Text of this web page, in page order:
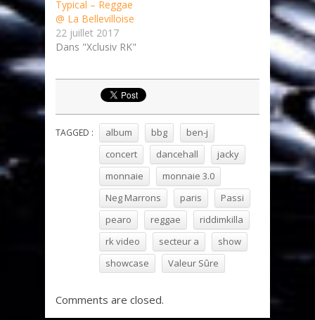
Typical – Reggae
@ La Bellevilloise
22 juillet 2017
Dans "Xclusiv RK"
TAGGED : album bbg
ben-j
concert
dancehall
jacky
monnaie
monnaie 3.0
Neg Marrons
paris
Passi
pearo
reggae
riddimkilla
rk video
secteur a
show
showcase
Valeur Sûre
Comments are closed.